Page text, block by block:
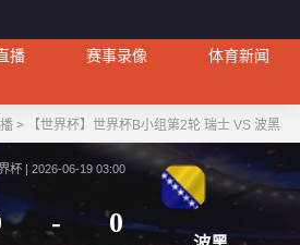
播 赛事录像
体育新闻
> 【世界杯】世界杯B小组第2轮 瑞士 VS 波黑
世界杯 | 2026-06-19 03:00